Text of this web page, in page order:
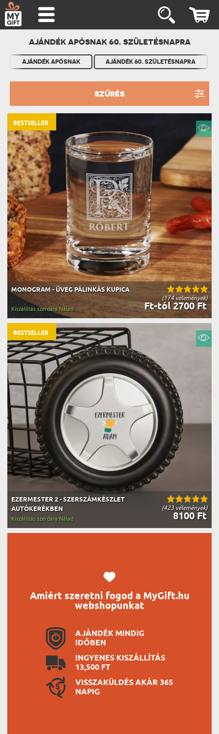
AJÁNDÉK APÓSNAK 60. SZÜLETÉSNAPRA
AJÁNDÉK APÓSNAK AJÁNDÉK 60. SZÜLETÉSNAPRA
SZŰRÉS
(174 vélemények)
MONOGRAM - ÜVEG PÁLINKÁS KUPICA
Ft-tól 2700 Ft
Kiszállítás szerdára Nálad
BESTSELLER
(423 vélemények)
EZERMESTER 2 - SZERSZÁMKÉSZLET
AUTÓKERÉKBEN
8100 Ft
Kiszállítás szerdára Nálad
BESTSELLER
Amiért szeretni fogod a MyGift.hu
webshopunkat
AJÁNDÉK MINDIG
IDŐBEN
INGYENES KISZÁLLÍTÁS
13,500 FT
VISSZAKÜLDÉS AKÁR 365
NAPIG